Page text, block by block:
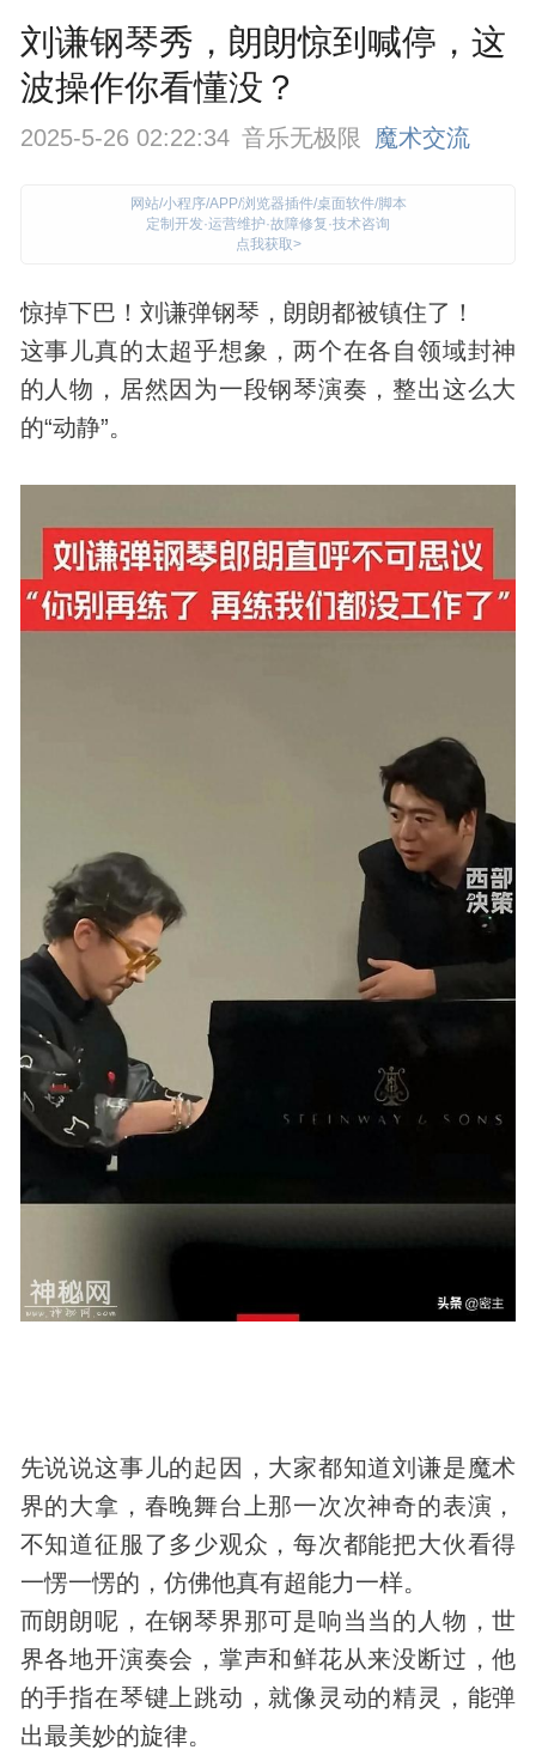
刘谦钢琴秀，朗朗惊到喊停，这
波操作你看懂没？
2025-5-26 02:22:34 音乐无极限 魔术交流
网站/小程序/APP/浏览器插件/桌面软件/脚本
定制开发·运营维护·故障修复·技术咨询
点我获取>
惊掉下巴！刘谦弹钢琴，朗朗都被镇住了！
这事儿真的太超乎想象，两个在各自领域封神
的人物，居然因为一段钢琴演奏，整出这么大
的“动静”。
先说说这事儿的起因，大家都知道刘谦是魔术
界的大拿，春晚舞台上那一次次神奇的表演，
不知道征服了多少观众，每次都能把大伙看得
一愣一愣的，仿佛他真有超能力一样。
而朗朗呢，在钢琴界那可是响当当的人物，世
界各地开演奏会，掌声和鲜花从来没断过，他
的手指在琴键上跳动，就像灵动的精灵，能弹
出最美妙的旋律。